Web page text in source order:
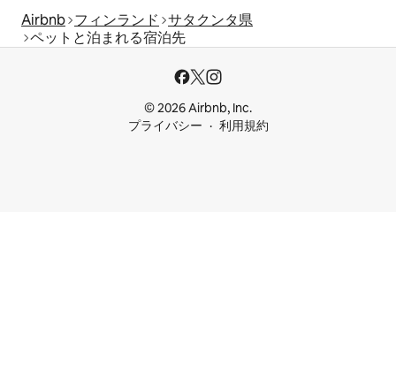
Airbnb フィンランド サタクンタ県
ペットと泊まれる宿泊先
© 2026 Airbnb, Inc.
プライバシー
利用規約